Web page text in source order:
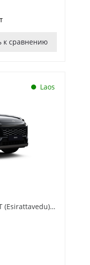
к сравнению
Laos
Active 2.5 Hybrid Dynamic Force e-CVT (Esirattavedu) (136 kW)